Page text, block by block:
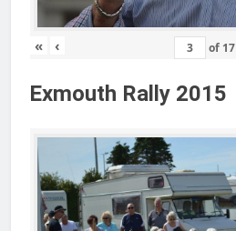
« ‹ of 17
Exmouth Rally 2015